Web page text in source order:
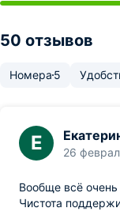
50 отзывов
Номера 5
Е 26
Вообще всё
Чистота